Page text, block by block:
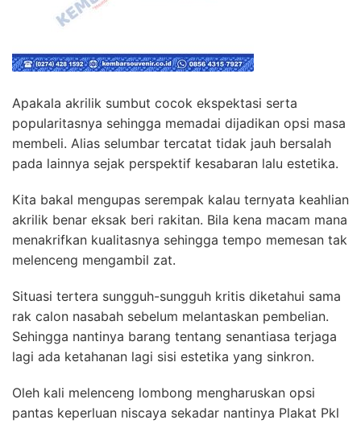
Apakala akrilik sumbut cocok ekspektasi serta
popularitasnya sehingga memadai dijadikan opsi masa
membeli. Alias selumbar tercatat tidak jauh bersalah
pada lainnya sejak perspektif kesabaran lalu estetika.
Kita bakal mengupas serempak kalau ternyata keahlian
akrilik benar eksak beri rakitan. Bila kena macam mana
menakrifkan kualitasnya sehingga tempo memesan tak
melenceng mengambil zat.
Situasi tertera sungguh-sungguh kritis diketahui sama
rak calon nasabah sebelum melantaskan pembelian.
Sehingga nantinya barang tentang senantiasa terjaga
lagi ada ketahanan lagi sisi estetika yang sinkron.
Oleh kali melenceng lombong mengharuskan opsi
pantas keperluan niscaya sekadar nantinya Plakat Pkl